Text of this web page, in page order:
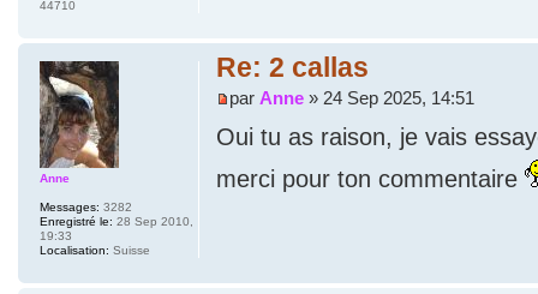
44710
Re: 2 callas
par Anne » 24 Sep 2025, 14:51
Oui tu as raison, je vais
merci pour ton commentaire
Anne
Messages: 3282
Enregistré le: 28 Sep 2010,
19:33
Localisation: Suisse